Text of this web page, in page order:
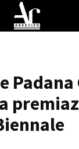
Padana